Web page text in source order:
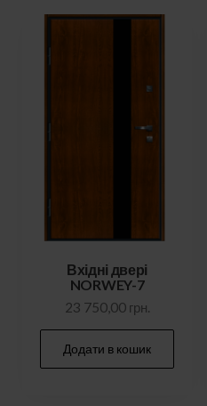
Вхідні двері
NORWEY-7
23 750,00 грн.
Додати в кошик